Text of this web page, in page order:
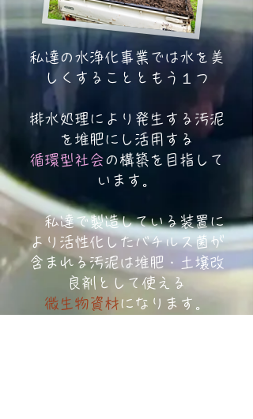
私達の水浄化事業では水を美
しくすることともう１つ
排水処理により発生する汚泥
を堆肥にし活用する
循環型社会の 構築を目指して
います。
私達で製造している装置に
より活性化したバチルス菌が
含まれる汚泥は堆肥 ・土壌改
良剤として使える
微生物資材になります。